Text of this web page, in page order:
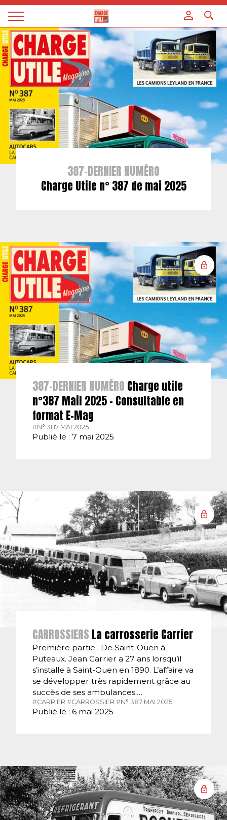
Magazine
Charge
utile
387-DERNIER NUMÉRO
Charge Utile n° 387 de mai 2025
387-DERNIER NUMÉRO Charge utile
n°387 Mail 2025 – Consultable en
format E-Mag
#N° 387 MAI 2025.
Publié le : 7 mai 2025
CARROSSIERS La carrosserie Carrier
Première partie : De Saint-Ouen à
Puteaux. Jean Carrier a 27 ans lorsqu’il
s’installe à Saint-Ouen en 1890. L’affaire va
se développer très rapidement grâce au
succès de ses ambulances.…
#CARRIER.#CARROSSIER.#N° 387 MAI 2025.
Publié le : 6 mai 2025
Panneau de gestion des cookies